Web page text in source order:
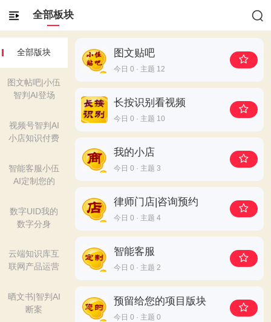
全部板块
全部版块
图文帖吧|小伍
智判AI登场
视频号智判AI
小店知识付费
智能客服小伍
AI定制您的
数字UID我的
数字分身
云端知识库互
联网产品运营
晒文书|智判AI
断案
图文贴吧
今日 0 · 主题 12
长按识别看视频
今日 0 · 主题 10
我的小店
今日 0 · 主题 3
律师门店|咨询预约
今日 0 · 主题 4
智能客服
今日 0 · 主题 2
预留给您的项目版块
今日 0 · 主题 0